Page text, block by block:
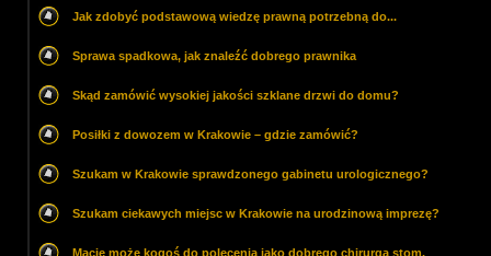
Jak zdobyć podstawową wiedzę prawną potrzebną do...
Sprawa spadkowa, jak znaleźć dobrego prawnika
Skąd zamówić wysokiej jakości szklane drzwi do domu?
Posiłki z dowozem w Krakowie – gdzie zamówić?
Szukam w Krakowie sprawdzonego gabinetu urologicznego?
Szukam ciekawych miejsc w Krakowie na urodzinową imprezę?
Macie może kogoś do polecenia jako dobrego chirurga stom.